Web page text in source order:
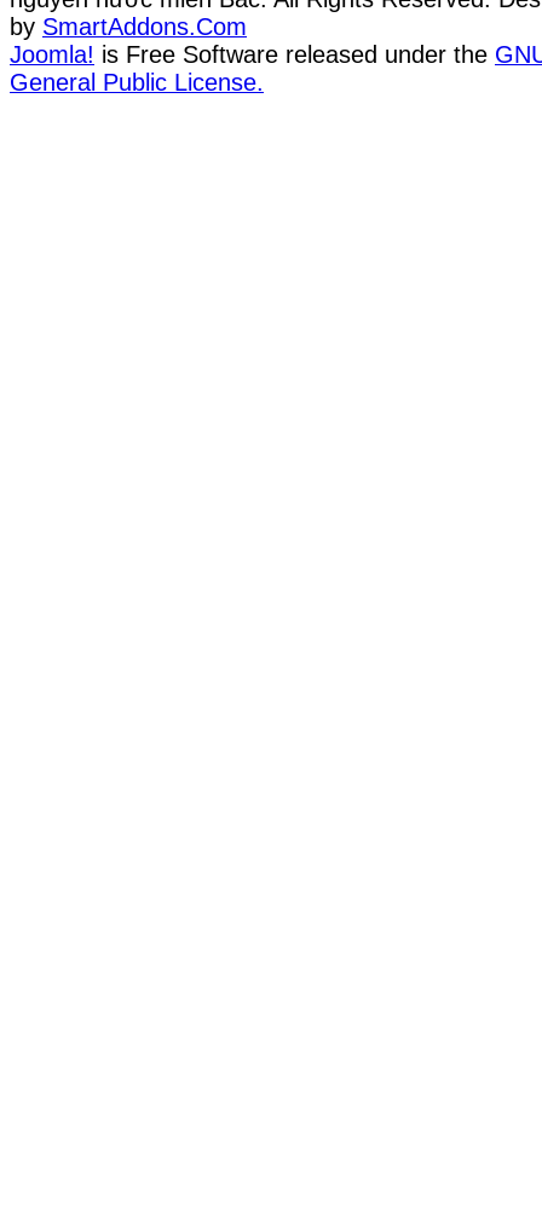
by SmartAddons.Com
Joomla! is Free Software released under the
General Public License.